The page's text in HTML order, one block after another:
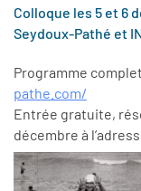
Colloque les 5 et 6
Seydoux-Pathé et
Programme
pathe.com/
Entrée gratuite,
décembre à